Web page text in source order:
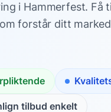
i Hammerfest. Få
forstår ditt
tilbud enkelt